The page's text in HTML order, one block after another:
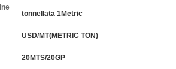
tonnellata 1Metric
USD/MT(METRIC TON)
20MTS/20GP